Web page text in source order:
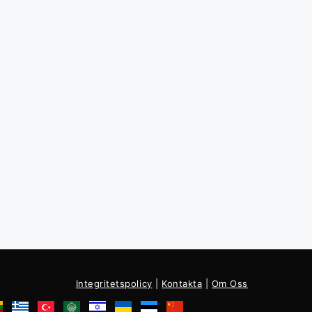
Integritetspolicy Kontakta Om Oss